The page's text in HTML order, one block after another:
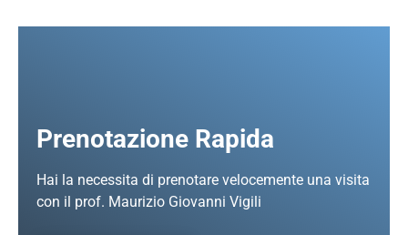
Prenotazione Rapida
Hai la necessita di prenotare velocemente una visita
con il prof. Maurizio Giovanni Vigili